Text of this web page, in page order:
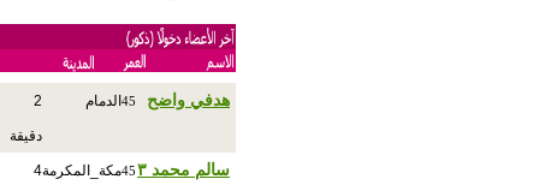
هدفي واضح 45 الدمام 2
دقيقة
سالم محمد ٣ 45مكة_المكرمة4